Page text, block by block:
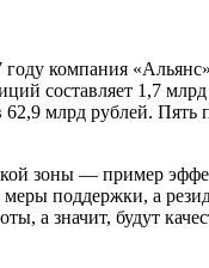
компания
составляет 1,7
млрд рублей.
зоны — пример
поддержки, а
а значит, будут